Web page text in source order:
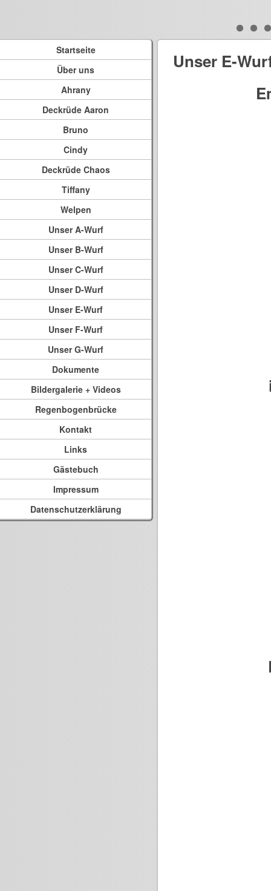
Startseite
Über uns
Ahrany
Deckrüde Aaron
Bruno
Cindy
Deckrüde Chaos
Tiffany
Welpen
Unser A-Wurf
Unser B-Wurf
Unser C-Wurf
Unser D-Wurf
Unser E-Wurf
Unser F-Wurf
Unser G-Wurf
Dokumente
Bildergalerie + Videos
Regenbogenbrücke
Kontakt
Links
Gästebuch
Impressum
Datenschutzerklärung
Unser E-